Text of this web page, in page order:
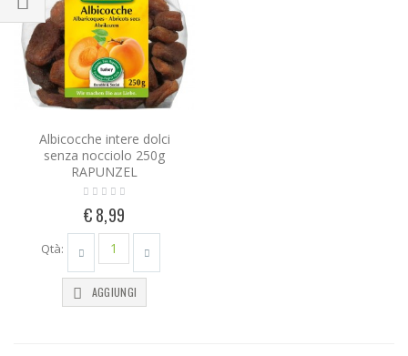
Albicocche intere dolci
senza nocciolo 250g
RAPUNZEL
€ 8,99
Qtà:
AGGIUNGI